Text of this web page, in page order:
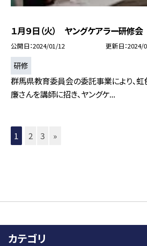
１月９日（火） ヤングケアラー研修会
公開日 2024/01/12 更新日 2024/
研修
群馬県教育委員会の委託事業により、
廉さんを講師に招き、ヤングケ...
1 2 3 »
カテゴリ